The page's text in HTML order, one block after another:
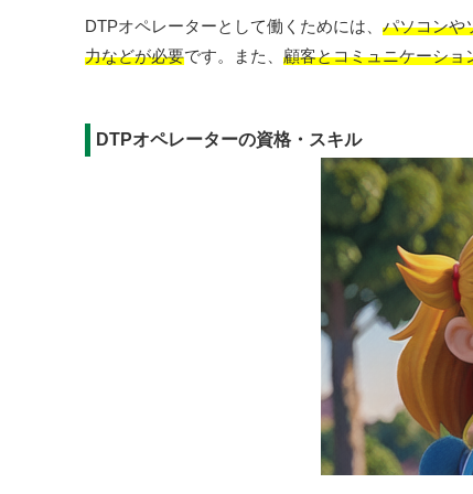
DTPオペレーターとして働くためには、 パソコンや
力などが必要です。また、 顧客とコミュニケーショ
DTPオペレーターの資格・スキル